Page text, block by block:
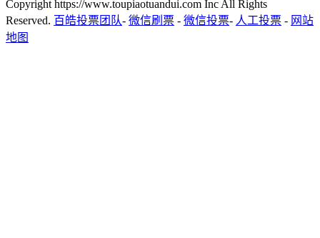
Copyright https://www.toupiaotuandui.com Inc All Rights
Reserved. 百皓投票团队- 微信刷票 - 微信投票- 人工投票 - 网站
地图